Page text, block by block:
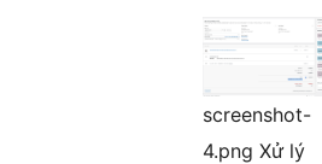
screenshot-
4.png Xử lý